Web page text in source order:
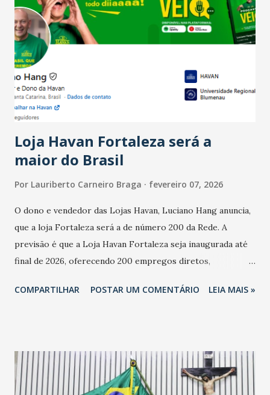
país tem a menor taxa de desemprego dos anos recentes.
Ainda segundo a Pesquisa, em novembro de 2025, 40% dos
bares e restaurantes operaram com lucro e outros 40%
registraram equilíbrio financeiro. Já o percentual de
estabelecimentos no prejuízo ficou em 19%, pouco abaixo
do observado no mês anterior. Outros 1% não existiam em
novembro. Em relação a outubro, o faturamento também
cresceu. De acordo com a pesquisa, 44% dos n...
Loja Havan Fortaleza será a
maior do Brasil
Por Lauriberto Carneiro Braga fevereiro 07, 2026
O dono e vendedor das Lojas Havan, Luciano Hang anuncia,
que a loja Fortaleza será a de número 200 da Rede. A
previsão é que a Loja Havan Fortaleza seja inaugurada até
final de 2026, oferecendo 200 empregos diretos,
Havan Fortaleza ainda não foi anunciada oficialmente, mas
COMPARTILHAR POSTAR UM COMENTÁRIO LEIA MAIS »